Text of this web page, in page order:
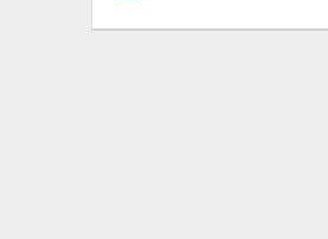
и правила в области